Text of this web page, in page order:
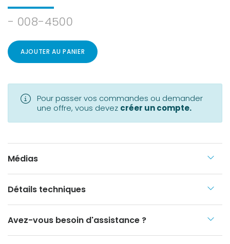
- 008-4500
AJOUTER AU PANIER
Pour passer vos commandes ou demander
une offre, vous devez créer un compte.
Médias
Détails techniques
Avez-vous besoin d'assistance ?